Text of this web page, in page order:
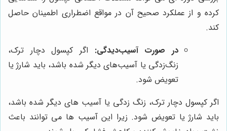
کرده و از عملکرد صحیح آن در مواقع اضطراری اطمینان حاصل
کند.
در صورت آسیب‌دیدگی: اگر کپسول دچار ترک،
زنگ‌زدگی یا آسیب‌های دیگر شده باشد، باید شارژ یا
تعویض شود.
اگر کپسول دچار ترک، زنگ زدگی یا آسیب های دیگر شده باشد،
باید شارژ یا تعویض شود. زیرا این آسیب ها می توانند باعث